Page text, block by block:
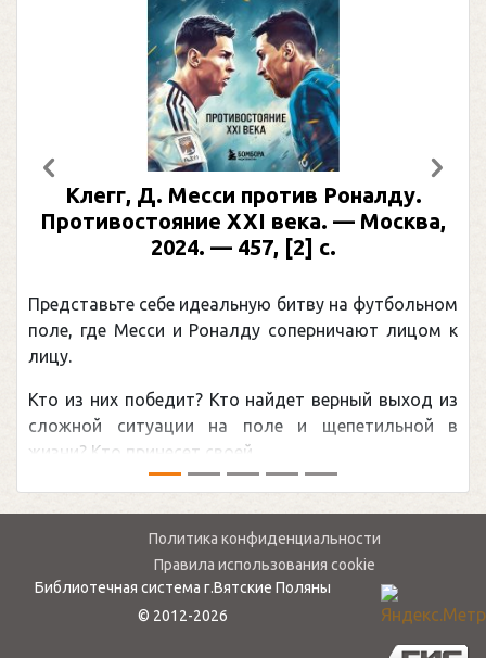
Роналду.
века. — Москва,
битву на футбольном
соперничают лицом к
найдет верный выход из
и щепетильной в
Рабинер, И. Я.
Москва, 2024 (макет
обсуждаемая хоккейная
мире.Перед сезоном
— ...
Предыдущий
Политика конфиденциальности
Правила использования cookie
Библиотечная система г.Вятские Поляны
© 2012-2026